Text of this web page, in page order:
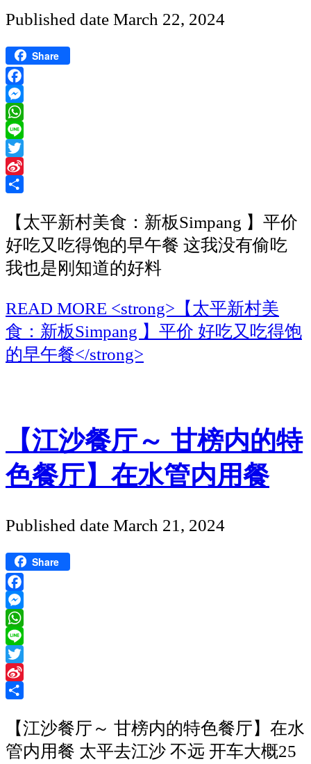
Published date March 22, 2024
Share
Facebook
Messenger
WhatsApp
Line
Twitter
Sina
【太平新村美食：新板Simpang 】平价
好吃又吃得饱的早午餐 这我没有偷吃
我也是刚知道的好料
READ MORE <strong>【太平新村美
食：新板Simpang 】平价 好吃又吃得饱
的早午餐</strong>
【江沙餐厅～ 甘榜内的特
色餐厅】在水管内用餐
Published date March 21, 2024
Share
Facebook
Messenger
WhatsApp
Line
Twitter
Sina
【江沙餐厅～ 甘榜内的特色餐厅】在水
管内用餐 太平去江沙 不远 开车大概25